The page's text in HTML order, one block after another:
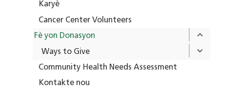
Karyè
Cancer Center Volunteers
Fè yon Donasyon
Ways to Give
Community Health Needs Assessment
Kontakte nou